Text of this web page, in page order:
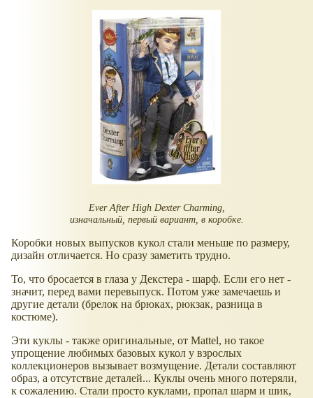
Ever After High Dexter Charming,
изначальный, первый вариант, в коробке.
Коробки новых выпусков кукол стали меньше по размеру,
дизайн отличается. Но сразу заметить трудно.
То, что бросается в глаза у Декстера - шарф. Если его нет -
значит, перед вами перевыпуск. Потом уже замечаешь и
другие детали (брелок на брюках, рюкзак, разница в
костюме).
Эти куклы - также оригинальные, от Mattel, но такое
упрощение любимых базовых кукол у взрослых
коллекционеров вызывает возмущение. Детали составляют
образ, а отсутствие деталей... Куклы очень много потеряли,
к сожалению. Стали просто куклами, пропал шарм и шик,